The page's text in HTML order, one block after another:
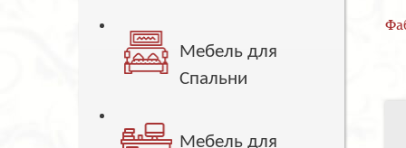
Мебель для
Спальни
Мебель для